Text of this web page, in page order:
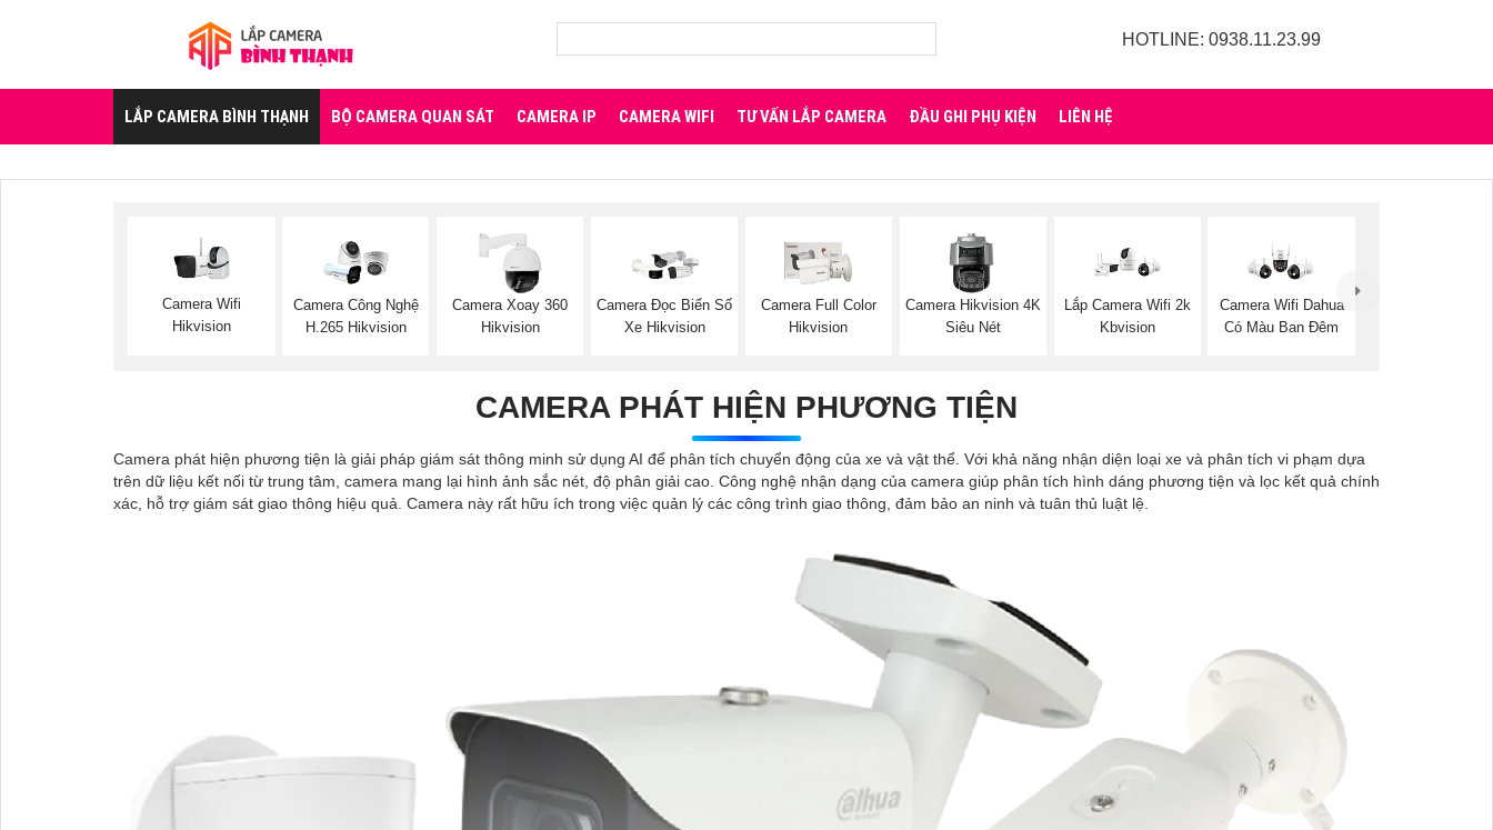
HOTLINE: 0938.11.23.99
LẮP CAMERA BÌNH THẠNH BỘ CAMERA QUAN SÁT CAMERA IP CAMERA WIFI TƯ VẤN LẮP CAMERA ĐẦU GHI PHỤ KIỆN LIÊN HỆ
Camera Wifi
Hikvision
Camera Công Nghệ
H.265 Hikvision
Camera Xoay 360
Hikvision
Camera Đọc Biển Số
Xe Hikvision
Camera Full Color
Hikvision
Camera Hikvision 4K
Siêu Nét
Lắp Camera Wifi 2k
Kbvision
Camera Wifi Dahua
Có Màu Ban Đêm
CAMERA PHÁT HIỆN PHƯƠNG TIỆN
Camera phát hiện phương tiện là giải pháp giám sát thông minh sử dụng AI để phân tích chuyển động của xe và vật thể. Với khả năng nhận diện loại xe và phân tích vi phạm dựa
trên dữ liệu kết nối từ trung tâm, camera mang lại hình ảnh sắc nét, độ phân giải cao. Công nghệ nhận dạng của camera giúp phân tích hình dáng phương tiện và lọc kết quả chính
xác, hỗ trợ giám sát giao thông hiệu quả. Camera này rất hữu ích trong việc quản lý các công trình giao thông, đảm bảo an ninh và tuân thủ luật lệ.